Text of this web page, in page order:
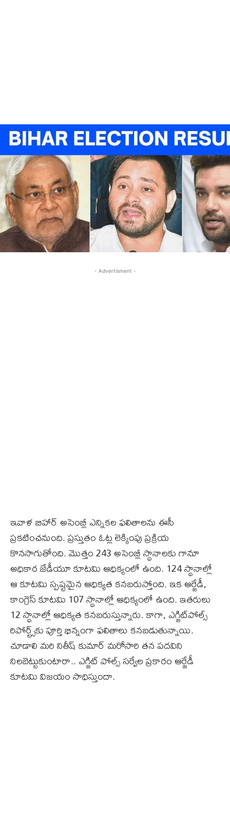
- Advertisment -
ఇవాళ బిహార్‌ అసెంబ్లీ ఎన్నికల ఫలితాలను ఈసీ
ప్రకటించనుంది. ప్రస్తుతం ఓట్ల లెక్కింపు ప్రక్రియ
కొనసాగుతోంది. మొత్తం 243 అసెంబ్లీ స్థానాలకు గానూ
అధికార జేడీయూ కూటమి ఆధిక్యంలో ఉంది. 124 స్థానాల్లో
ఆ కూటమి స్పష్టమైన ఆధిక్యత కనబరుస్తోంది. ఇక ఆర్జేడీ,
కాంగ్రెస్ కూటమి 107 స్థానాల్లో ఆధిక్యంలో ఉంది. ఇతరులు
12 స్థానాల్లో ఆధిక్యత కనబరుస్తున్నారు. కాగా, ఎగ్జిట్‌పోల్స్‌
రిపోర్ట్స్‌కు పూర్తి భిన్నంగా ఫలితాలు కనబడుతున్నాయి.
చూడాలి మరి నితీష్‌ కుమార్‌ మరోసారి తన పదవిని
నిలబెట్టుకుంటారా.. ఎగ్జిట్ పోల్స్‌ సర్వేల ప్రకారం ఆర్జేడీ
కూటమి విజయం సాధిస్తుందా.